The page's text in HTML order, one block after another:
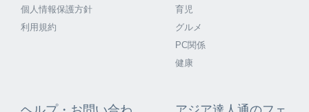
個人情報保護方針
利用規約
育児
グルメ
PC関係
健康